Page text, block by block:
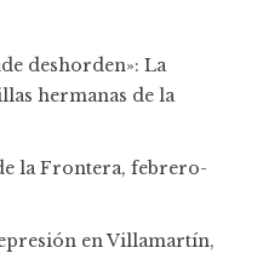
deshorden»: La
hermanas de la
la Frontera, febrero-
en Villamartín,